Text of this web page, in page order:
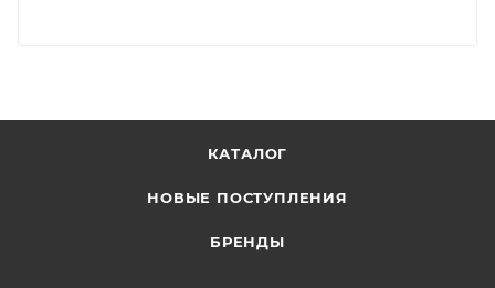
КАТАЛОГ
НОВЫЕ ПОСТУПЛЕНИЯ
БРЕНДЫ